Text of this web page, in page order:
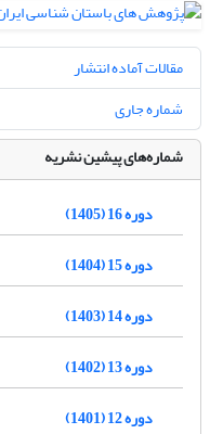
مقالات آماده انتشار
شماره جاری
شماره‌های پیشین نشریه
دوره 16 (1405)
دوره 15 (1404)
دوره 14 (1403)
دوره 13 (1402)
دوره 12 (1401)